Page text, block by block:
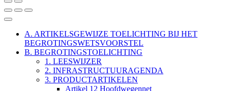
Vergroot
de
tekstgrootte
Verklein
de
Verander
het
naar
lichtmodus
Verander
naar
een
grijze
modus
Verander
naar
de
donkere
modus
Sluit
Leesmodus
Table
Contents
A. ARTIKELSGEWIJZE TOELICHTING BIJ HET
BEGROTINGSWETSVOORSTEL
B. BEGROTINGSTOELICHTING
1. LEESWIJZER
2. INFRASTRUCTUURAGENDA
3. PRODUCTARTIKELEN
Artikel 12 Hoofdwegennet